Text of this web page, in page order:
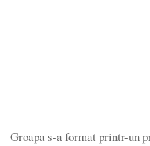
Groapa s-a format printr-un